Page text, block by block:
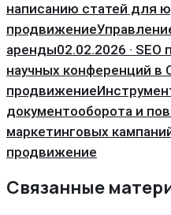
написанию статей для
продвижение
аренды02.02.2026 ·
научных конференций в
продвижение
документооборота и
маркетинговых
продвижение
Связанные